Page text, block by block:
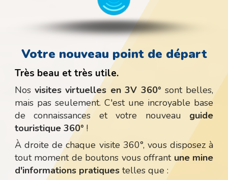
Votre nouveau point de départ
Très beau et très utile.
Nos visites virtuelles en 3V 360° sont belles,
mais pas seulement. C'est une incroyable base
de connaissances et votre nouveau guide
touristique 360° !
À droite de chaque visite 360°, vous disposez à
tout moment de boutons vous offrant une mine
d'informations pratiquestelles que :